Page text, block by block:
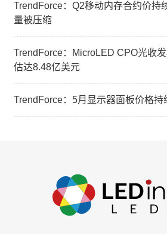
TrendForce：Q2移动内存合约价持
量被压缩
TrendForce：MicroLED CPO光收
估达8.48亿美元
TrendForce：5月显示器面板价格持